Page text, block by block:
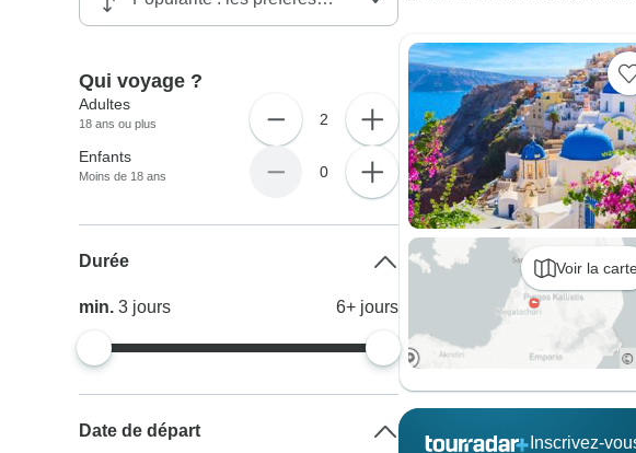
Voir la
Inscrivez-
Qui voyage ?
Adultes
18 ans ou plus 2
Enfants
Moins de 18 ans 0
Durée
min.3 jours 6+ jours
Date de départ